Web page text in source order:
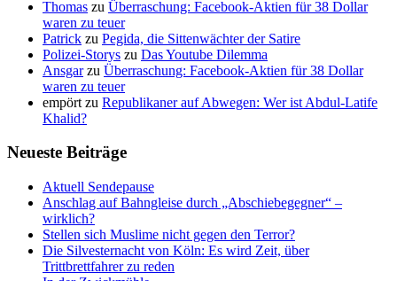
Thomas zu Überraschung: Facebook-Aktien für 38 Dollar
waren zu teuer
Patrick zu Pegida, die Sittenwächter der Satire
Polizei-Storys zu Das Youtube Dilemma
Ansgarzu Überraschung: Facebook-Aktien für 38 Dollar
waren zu teuer
empört zu Republikaner auf Abwegen: Wer ist Abdul-Latife
Khalid?
Neueste Beiträge
Aktuell Sendepause
Anschlag auf Bahngleise durch „Abschiebegegner“ –
wirklich?
Stellen sich Muslime nicht gegen den Terror?
Die Silvesternacht von Köln: Es wird Zeit, über
Trittbrettfahrer zu reden